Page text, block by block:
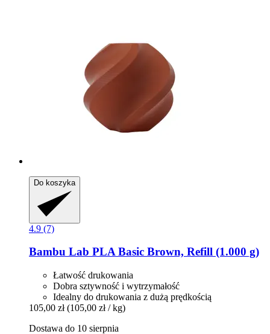
Do koszyka
4.9 (7)
Bambu Lab PLA Basic Brown, Refill (1.000 g)
Łatwość drukowania
Dobra sztywność i wytrzymałość
Idealny do drukowania z dużą prędkością
105,00 zł (105,00 zł / kg)
Dostawa do 10 sierpnia